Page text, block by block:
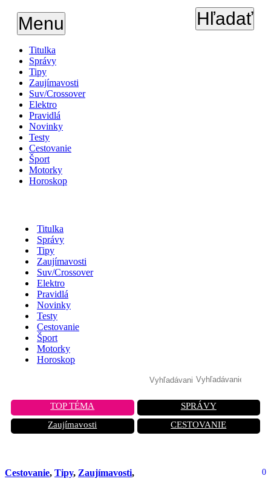
Menu Hľadať
Titulka
Správy
Tipy
Zaujímavosti
Suv/Crossover
Elektro
Pravidlá
Novinky
Testy
Cestovanie
Šport
Motorky
Horoskop
Titulka
Správy
Tipy
Zaujímavosti
Suv/Crossover
Elektro
Pravidlá
Novinky
Testy
Cestovanie
Šport
Motorky
Horoskop
TOP TÉMA
SPRÁVY
Zaujímavosti
CESTOVANIE
Cestovanie, Tipy, Zaujímavosti, 0